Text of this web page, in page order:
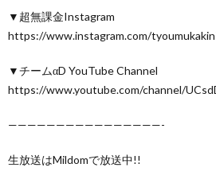
▼超無課金Instagram
https://www.instagram.com/
▼チームαD YouTube Channel
https://www.youtube.com/channel/
————————————————-
生放送はMildomで放送中!!